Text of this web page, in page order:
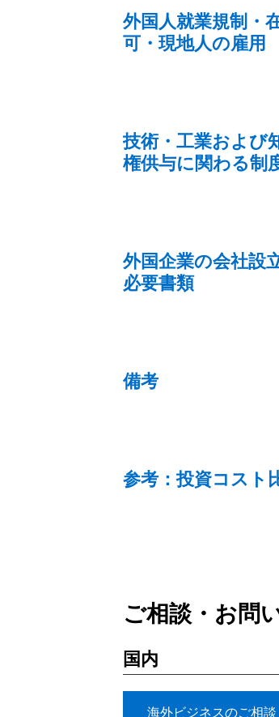
外国人就業規制・
可・現地人の雇用
技術・工業および
権供与に関わる制
外国企業の会社設
必要書類
備考
参考：投資コスト
ご相談・お問
国内
海外ビジネスのご相談